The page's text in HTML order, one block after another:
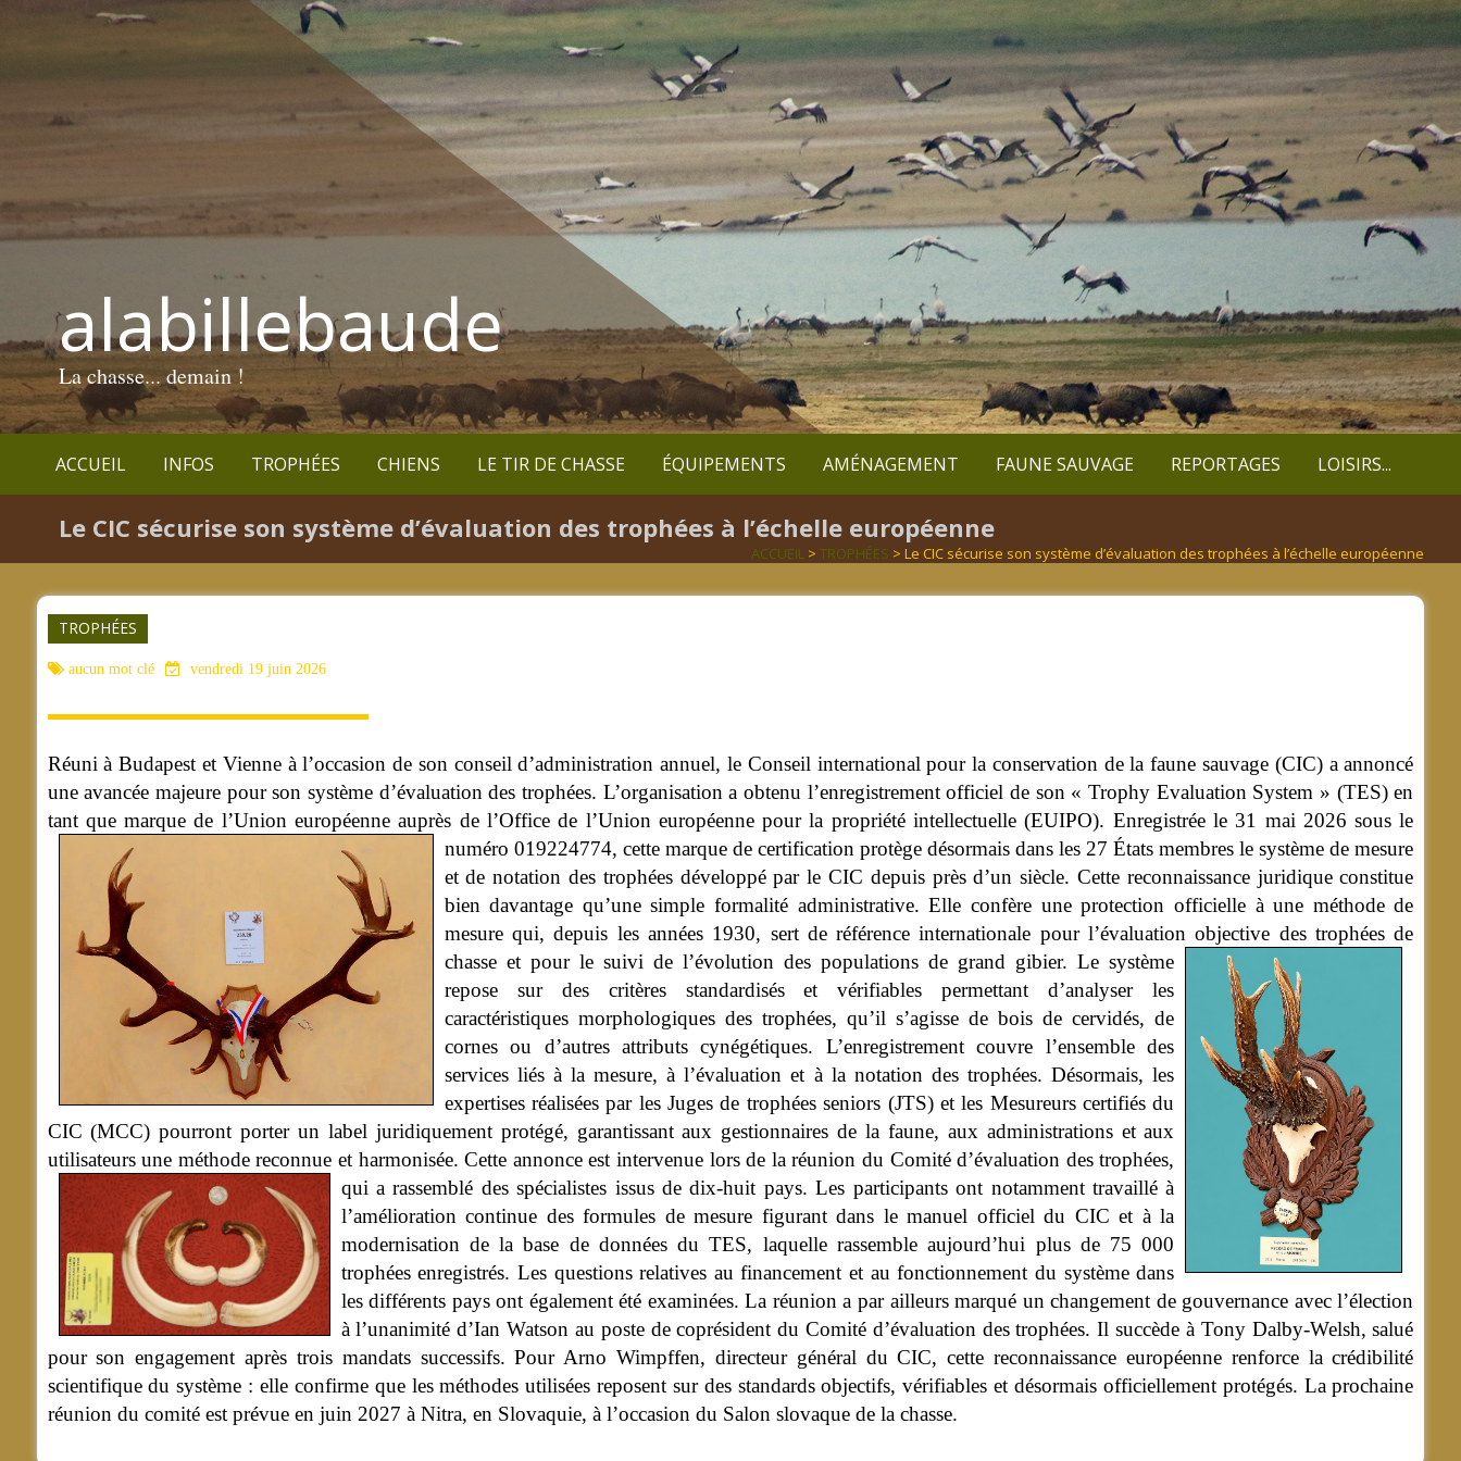
alabillebaude
La chasse... demain !
ACCUEIL INFOS TROPHÉES CHIENS LE TIR DE CHASSE ÉQUIPEMENTS AMÉNAGEMENT FAUNE SAUVAGE REPORTAGES LOISIRS...
Le CIC sécurise son système d’évaluation des trophées à l’échelle européenne
ACCUEIL >TROPHÉES > Le CIC sécurise son système d’évaluation des trophées à l’échelle européenne
TROPHÉES
aucun mot clé vendredi 19 juin 2026
Réuni à Budapest et Vienne à l’occasion de son conseil d’administration annuel, le Conseil international pour la conservation de la faune sauvage (CIC) a annoncé
une avancée majeure pour son système d’évaluation des trophées. L’organisation a obtenu l’enregistrement officiel de son « Trophy Evaluation System » (TES) en
tant que marque de l’Union européenne auprès de l’Office de l’Union européenne pour la propriété intellectuelle (EUIPO). Enregistrée le 31 mai 2026 sous le
numéro 019224774, cette marque de certification protège désormais dans les 27 États membres le système de mesure
et de notation des trophées développé par le CIC depuis près d’un siècle. Cette reconnaissance juridique constitue
bien davantage qu’une simple formalité administrative. Elle confère une protection officielle à une méthode de
mesure qui, depuis les années 1930, sert de référence internationale pour l’évaluation objective des trophées de
chasse et pour le suivi de l’évolution des populations de grand gibier.Le système
repose sur des critères standardisés et vérifiables permettant d’analyser les
caractéristiques morphologiques des trophées, qu’il s’agisse de bois de cervidés, de
cornes ou d’autres attributs cynégétiques. L’enregistrement couvre l’ensemble des
services liés à la mesure, à l’évaluation et à la notation des trophées. Désormais, les
expertises réalisées par les Juges de trophées seniors (JTS) et les Mesureurs certifiés du
CIC (MCC) pourront porter un label juridiquement protégé, garantissant aux gestionnaires de la faune, aux administrations et aux
utilisateurs une méthode reconnue et harmonisée. Cette annonce est intervenue lors de la réunion du Comité d’évaluation des trophées,
qui a rassemblé des spécialistes issus de dix-huit pays.Les participants ont notamment travaillé à
l’amélioration continue des formules de mesure figurant dans le manuel officiel du CIC et à la
modernisation de la base de données du TES, laquelle rassemble aujourd’hui plus de 75 000
trophées enregistrés. Les questions relatives au financement et au fonctionnement du système dans
les différents pays ont également été examinées. La réunion a par ailleurs marqué un changement de gouvernance avec l’élection
à l’unanimité d’Ian Watson au poste de coprésident du Comité d’évaluation des trophées. Il succède à Tony Dalby-Welsh, salué
pour son engagement après trois mandats successifs. Pour Arno Wimpffen, directeur général du CIC, cette reconnaissance européenne renforce la crédibilité
scientifique du système : elle confirme que les méthodes utilisées reposent sur des standards objectifs, vérifiables et désormais officiellement protégés. La prochaine
réunion du comité est prévue en juin 2027 à Nitra, en Slovaquie, à l’occasion du Salon slovaque de la chasse.